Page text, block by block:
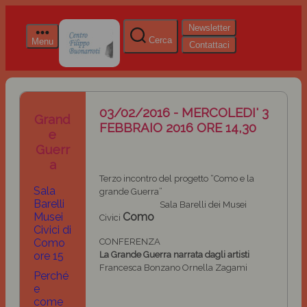
Menu Cerca
Newsletter
Contattaci
Grand
e
Guerr
a
Sala
Barelli
Musei
Civici di
Como
ore 15
Perché
e
come
03/02/2016 - MERCOLEDI' 3
FEBBRAIO 2016 ORE 14,30
Terzo incontro del progetto “Como e la
grande Guerra”
Sala Barelli dei Musei
Civici Como
CONFERENZA
La Grande Guerra narrata dagli artisti
Francesca Bonzano Ornella Zagami